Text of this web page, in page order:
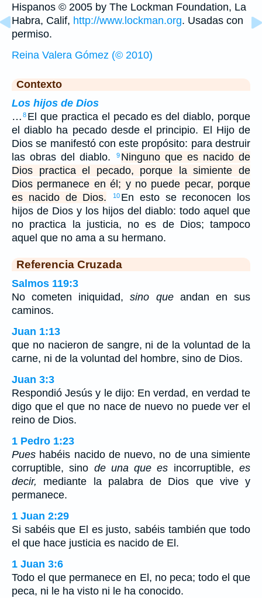
Hispanos © 2005 by The Lockman Foundation, La
Habra, Calif, http://www.lockman.org. Usadas con
permiso.
Reina Valera Gómez (© 2010)
Contexto
Los hijos de Dios
… 8 El que practica el pecado es del diablo, porque
el diablo ha pecado desde el principio. El Hijo de
Dios se manifestó con este propósito: para destruir
las obras del diablo.
9 Ninguno que es nacido de
Dios practica el pecado, porque la simiente de
Dios permanece en él; y no puede pecar, porque
es nacido de Dios.
10 En esto se reconocen los
hijos de Dios y los hijos del diablo: todo aquel que
no practica la justicia, no es de Dios; tampoco
aquel que no ama a su hermano.
Referencia Cruzada
Salmos 119:3
No cometen iniquidad,sino queandan en sus
caminos.
Juan 1:13
que no nacieron de sangre, ni de la voluntad de la
carne, ni de la voluntad del hombre, sino de Dios.
Juan 3:3
Respondió Jesús y le dijo: En verdad, en verdad te
digo que el que no nace de nuevo no puede ver el
reino de Dios.
1 Pedro 1:23
Pues habéis nacido de nuevo, no de una simiente
corruptible, sino de una que es incorruptible,es
decir, mediante la palabra de Dios que vive y
permanece.
1 Juan 2:29
Si sabéis que El es justo, sabéis también que todo
el que hace justicia es nacido de El.
1 Juan 3:6
Todo el que permanece en El, no peca; todo el que
peca, ni le ha visto ni le ha conocido.